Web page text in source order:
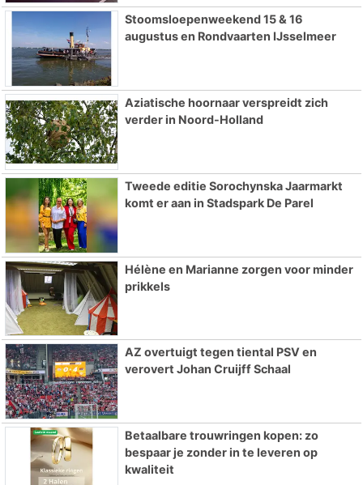
Stoomsloepenweekend 15 & 16
augustus en Rondvaarten IJsselmeer
Aziatische hoornaar verspreidt zich
verder in Noord-Holland
Tweede editie Sorochynska Jaarmarkt
komt er aan in Stadspark De Parel
Hélène en Marianne zorgen voor minder
prikkels
AZ overtuigt tegen tiental PSV en
verovert Johan Cruijff Schaal
Betaalbare trouwringen kopen: zo
bespaar je zonder in te leveren op
kwaliteit